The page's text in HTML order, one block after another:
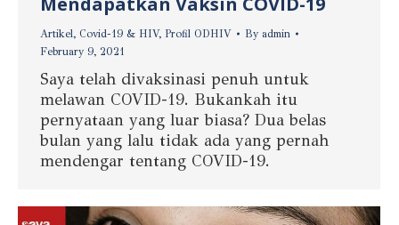
Artikel, Covid-19 & HIV, Profil ODHIV By admin
February 9, 2021
Saya telah divaksinasi penuh untuk
melawan COVID-19. Bukankah itu
pernyataan yang luar biasa? Dua belas
bulan yang lalu tidak ada yang pernah
mendengar tentang COVID-19.